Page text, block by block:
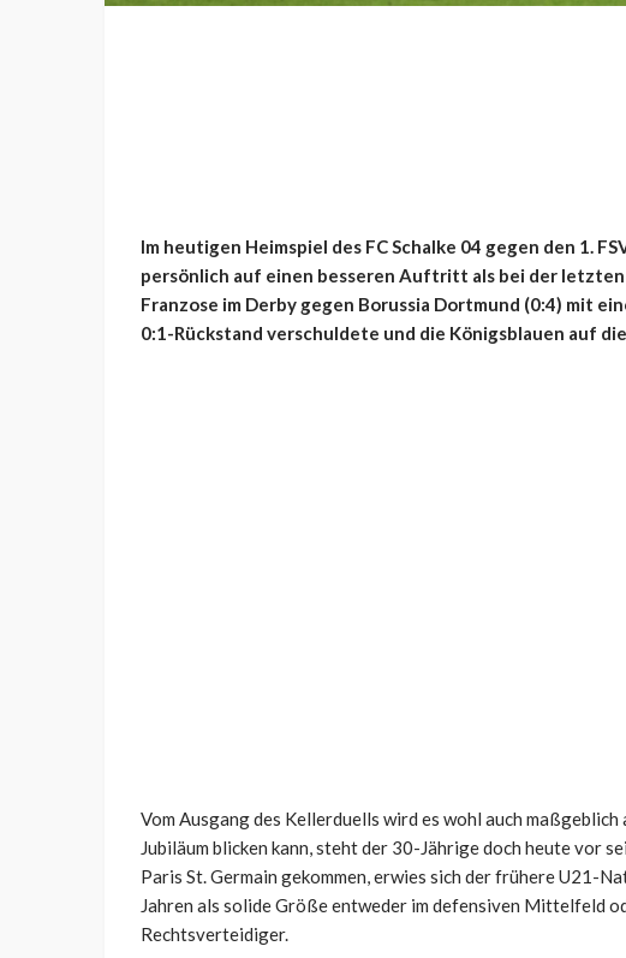
Im heutigen Heimspiel des FC Schalke 04 gegen den 1.
persönlich auf einen besseren Auftritt als bei der
Franzose im Derby gegen Borussia Dortmund (0:4) mit
0:1-Rückstand verschuldete und die Königsblauen auf
Vom Ausgang des Kellerduells wird es wohl auch
Jubiläum blicken kann, steht der 30-Jährige doch heute vor
Paris St. Germain gekommen, erwies sich der frühere U21-
Jahren als solide Größe entweder im defensiven Mittelfeld
Rechtsverteidiger.